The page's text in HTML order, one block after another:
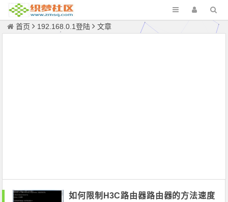
首页 192.168.0.1登陆 文章
如何限制H3C路由器路由器的方法速度